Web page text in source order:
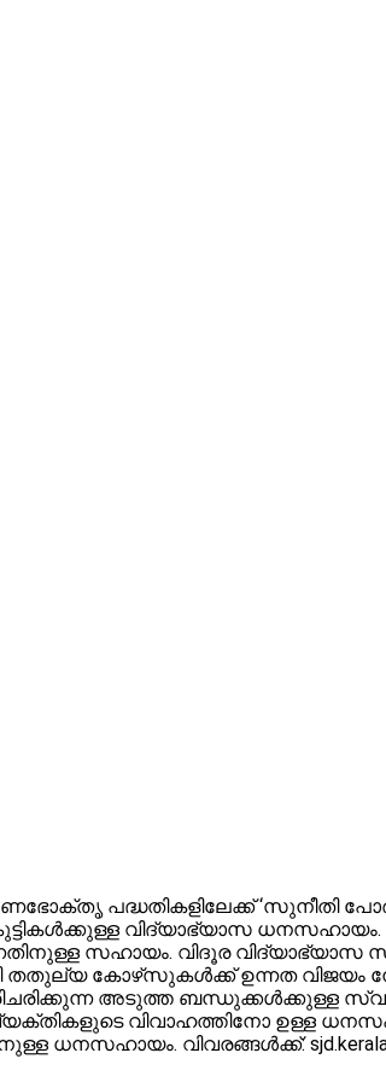
ഗുണഭോക്തൃ പദ്ധതികളിലേക്ക്
വിദ്യാഭ്യാസ ധനസഹായം.
സഹായം. വിദൂര വിദ്യാഭ്യാസ
തതുല്യ കോഴ്‌സുകള്‍ക്ക് ഉന്നത വിജയം
അടുത്ത ബന്ധുക്കള്‍ക്കുള്ള
വിവാഹത്തിനോ ഉള്ള
വിവരങ്ങള്‍ക്ക്: